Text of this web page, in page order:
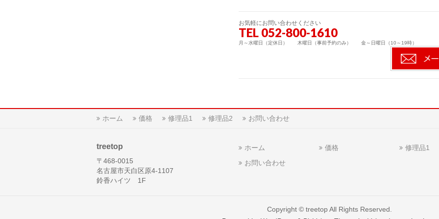
お気軽にお問い合わせください
TEL 052-800-1610
月～水曜日（定休日） 木曜日（事前予約のみ） 金～日曜日（10～19時）
ホーム 価格 修理品1 修理品2 お問い合わせ
treetop
〒468-0015
名古屋市天白区原4-1107
鈴香ハイツ 1F
ホーム 価格
修理品1
お問い合わせ
Copyright © treetopAll Rights Reserved.